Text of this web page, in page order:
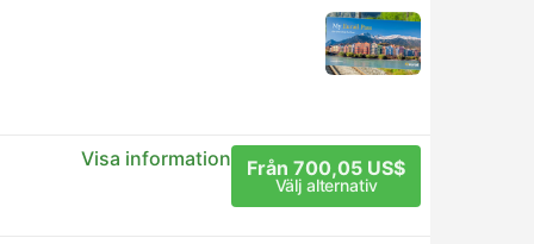
Visa information Från 700,05 US$
Välj alternativ